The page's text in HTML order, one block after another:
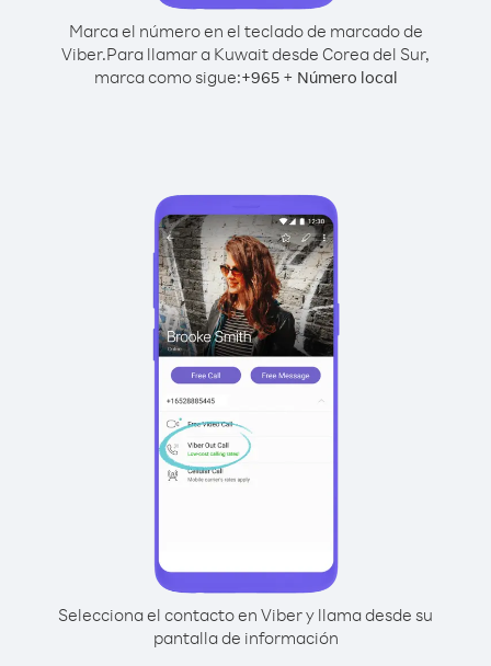
Marca el número en el teclado de marcado de
Viber.Para llamar a Kuwait desde Corea del Sur,
marca como sigue:+965+ Número local
Selecciona el contacto en Viber y llama desde su
pantalla de información